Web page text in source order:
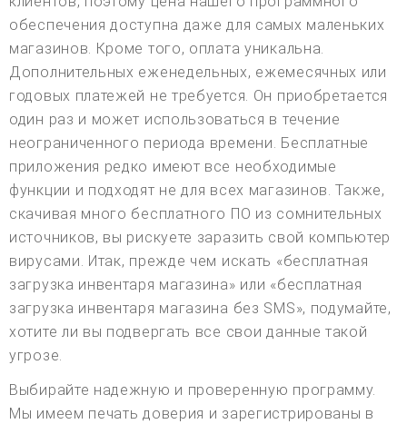
обеспечения доступна даже для самых маленьких
магазинов. Кроме того, оплата уникальна.
Дополнительных еженедельных, ежемесячных или
годовых платежей не требуется. Он приобретается
один раз и может использоваться в течение
неограниченного периода времени. Бесплатные
приложения редко имеют все необходимые
функции и подходят не для всех магазинов. Также,
скачивая много бесплатного ПО из сомнительных
источников, вы рискуете заразить свой компьютер
вирусами. Итак, прежде чем искать «бесплатная
загрузка инвентаря магазина» или «бесплатная
загрузка инвентаря магазина без SMS», подумайте,
хотите ли вы подвергать все свои данные такой
угрозе.
Выбирайте надежную и проверенную программу.
Мы имеем печать доверия и зарегистрированы в